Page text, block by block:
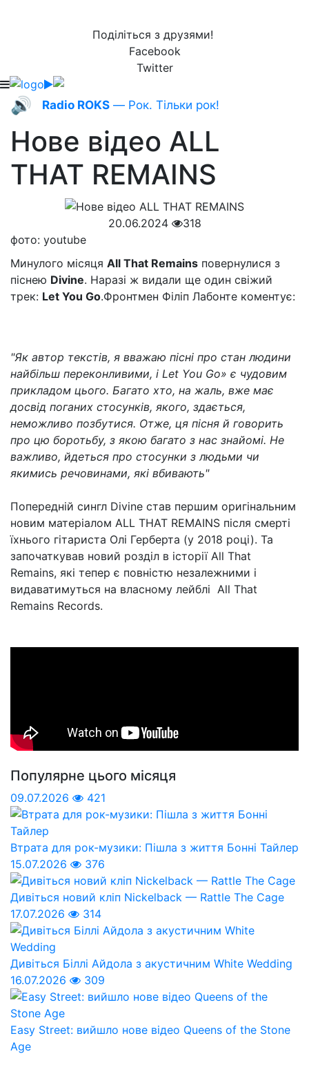
Поділіться з друзями!
Facebook
Twitter
🔊 Radio ROKS — Рок. Тільки рок!
Нове відео ALL
THAT REMAINS
20.06.2024
318
фото: youtube
Минулого місяця All That Remains повернулися з
піснею Divine. Наразі ж видали ще один свіжий
трек: Let You Go.Фронтмен Філіп Лабонте коментує:
"Як автор текстів, я вважаю пісні про стан людини
найбільш переконливими, і Let You Go» є чудовим
прикладом цього. Багато хто, на жаль, вже має
досвід поганих стосунків, якого, здається,
неможливо позбутися. Отже, ця пісня й говорить
про цю боротьбу, з якою багато з нас знайомі. Не
важливо, йдеться про стосунки з людьми чи
якимись речовинами, які вбивають"
Попередній сингл Divine став першим оригінальним
новим матеріалом ALL THAT REMAINS після смерті
їхнього гітариста Олі Герберта (у 2018 році). Та
започаткував новий розділ в історії All That
Remains, які тепер є повністю незалежними і
видаватимуться на власному лейблі All That
Remains Records.
Популярне цього місяця
09.07.2026 421
Втрата для рок-музики: Пішла з життя Бонні Тайлер
15.07.2026
376
Дивіться новий кліп Nickelback — Rattle The Cage
17.07.2026
314
Дивіться Біллі Айдола з акустичним White Wedding
16.07.2026
309
Easy Street: вийшло нове відео Queens of the Stone
Age